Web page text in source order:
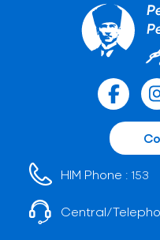
HIM Phone : 153
Central/